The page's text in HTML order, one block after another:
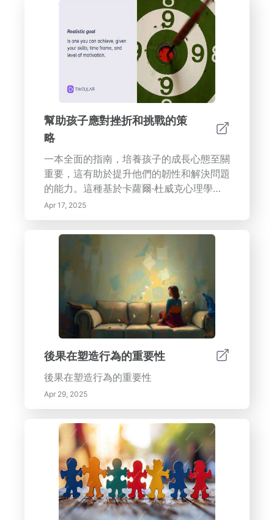
家庭聯繫。揭示雙語孩子在日益全球化的世
界中所具備的長期認知和經濟益處。加入我
們，一起了解雙語能力如何塑造年輕學習者
的思維和未來。
幫助孩子應對挫折和挑戰的策
略
一本全面的指南，培養孩子的成長心態至關
重要，這有助於提升他們的韌性和解決問題
的能力。這種基於卡蘿爾·杜威克心理學家
的研究的轉型方法，鼓勵...
Apr 17, 2025
後果在塑造行為的重要性
後果在塑造行為的重要性
Apr 29, 2025